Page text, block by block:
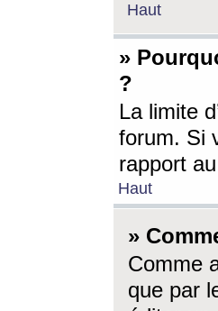
Haut
»
?
La limite
forum. Si
rapport
Haut
»
Comme
que par